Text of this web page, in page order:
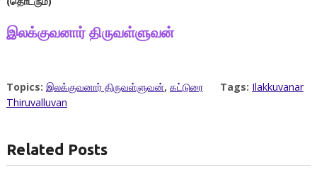
இலக்குவனார் திருவள்ளுவன்
Topics: இலக்குவனார் திருவள்ளுவன், கட்டுரை Tags: Ilakkuvanar
Thiruvalluvan
Related Posts